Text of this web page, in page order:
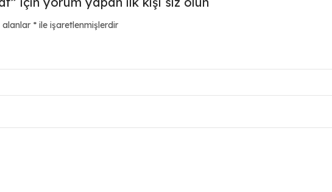
alanlar * ile işaretlenmişlerdir